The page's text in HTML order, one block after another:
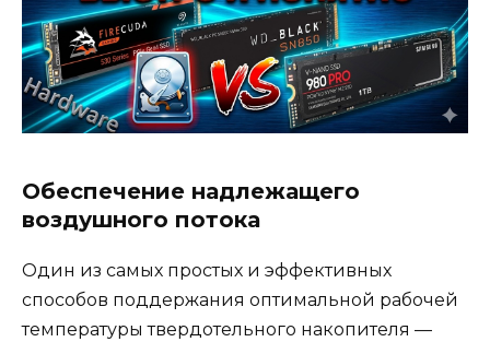
Обеспечение надлежащего
воздушного потока
Один из самых простых и эффективных
способов поддержания оптимальной рабочей
температуры твердотельного накопителя —